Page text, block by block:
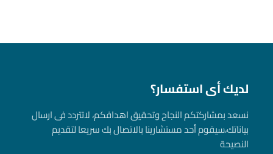
لديك أى استفسار؟
نسعد بمشاركتكم النجاح وتحقيق اهدافكم، لاتتردد فى ارسال
بياناتك، سيقوم أحد مستشارينا بالاتصال بك سريعا لتقديم
النصيحة